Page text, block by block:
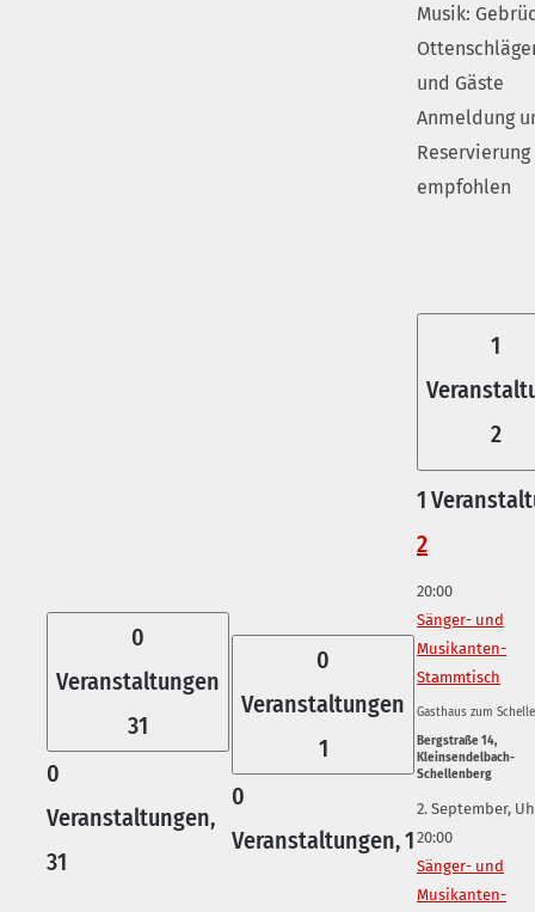
Musik:
und Gäste
Anmeldung
Reservierung
empfohlen
0
Veranstaltungen
31
0
Veranstaltungen,
31
0
Veranstaltungen
1
0
Veranstaltungen,1
1
2
1
2
20:00
Sänger- und
Musikanten-
Stammtisch
Gasthaus zum
Bergstraße 14,
Kleinsendelbach-
Schellenberg
2. September,
20:00
Sänger- und
Musikanten-